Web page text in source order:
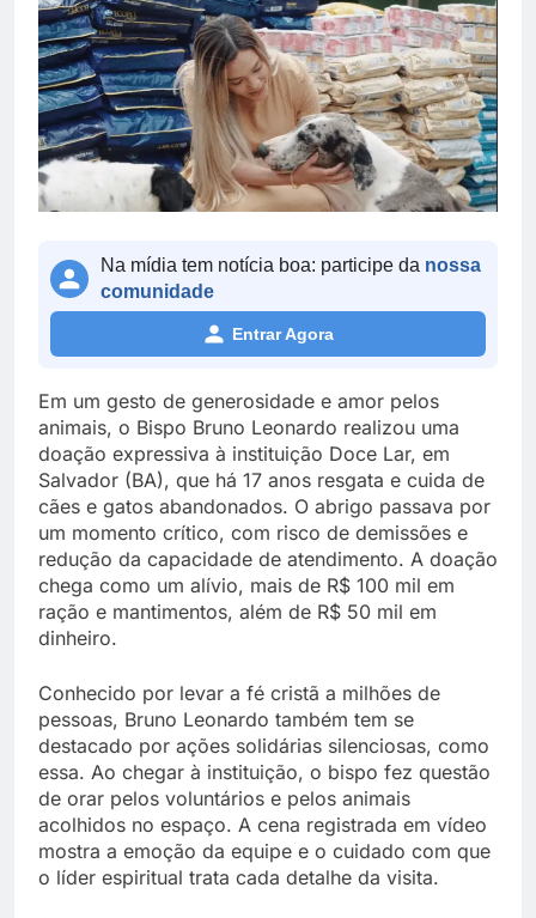
Na mídia tem notícia boa: participe da nossa
comunidade
Entrar Agora
Em um gesto de generosidade e amor pelos
animais, o Bispo Bruno Leonardo realizou uma
doação expressiva à instituição Doce Lar, em
Salvador (BA), que há 17 anos resgata e cuida de
cães e gatos abandonados. O abrigo passava por
um momento crítico, com risco de demissões e
redução da capacidade de atendimento. A doação
chega como um alívio, mais de R$ 100 mil em
ração e mantimentos, além de R$ 50 mil em
dinheiro.
Conhecido por levar a fé cristã a milhões de
pessoas, Bruno Leonardo também tem se
destacado por ações solidárias silenciosas, como
essa. Ao chegar à instituição, o bispo fez questão
de orar pelos voluntários e pelos animais
acolhidos no espaço. A cena registrada em vídeo
mostra a emoção da equipe e o cuidado com que
o líder espiritual trata cada detalhe da visita.